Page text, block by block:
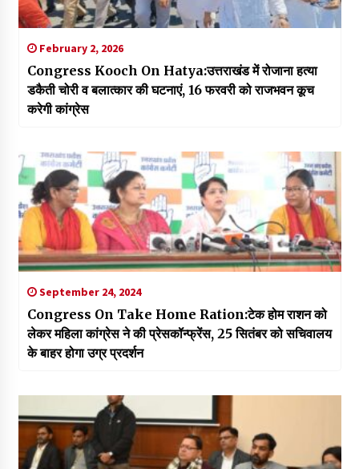
February 2, 2026
Congress Kooch On Hatya:उत्तराखंड में रोजाना हत्या
डकैती चोरी व बलात्कार की घटनाएं, 16 फरवरी को राजभवन कूच
करेगी कांग्रेस
September 24, 2024
Congress On Take Home Ration:टेक होम राशन को
लेकर महिला कांग्रेस ने की प्रेसकॉन्फ्रेंस, 25 सितंबर को सचिवालय
के बाहर होगा उग्र प्रदर्शन